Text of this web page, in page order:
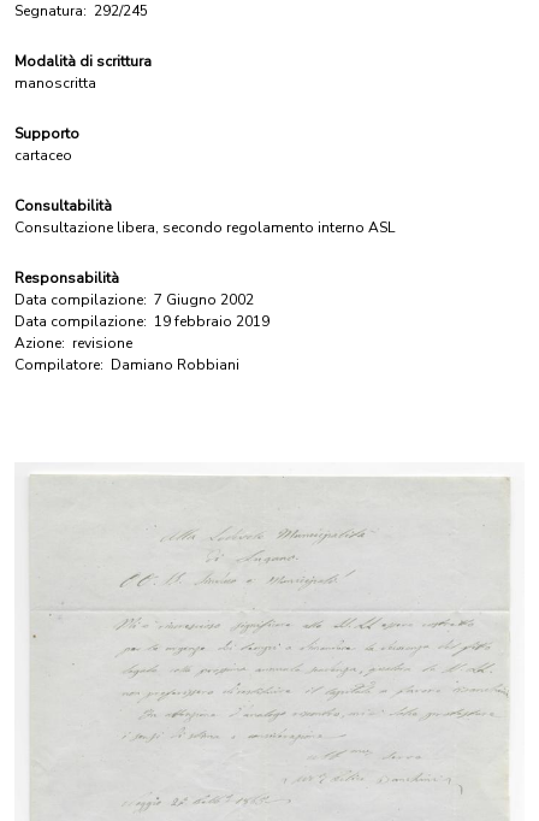
Segnatura: 292/245
Modalità di scrittura
manoscritta
Supporto
cartaceo
Consultabilità
Consultazione libera, secondo regolamento interno ASL
Responsabilità
Data compilazione: 7 Giugno 2002
Data compilazione: 19 febbraio 2019
Azione: revisione
Compilatore: Damiano Robbiani